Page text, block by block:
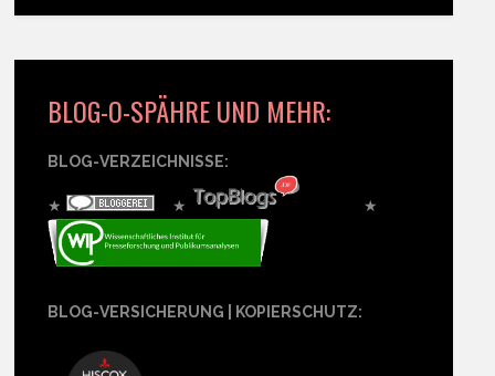
BLOG-O-SPÄHRE UND MEHR:
BLOG-VERZEICHNISSE:
★ ★ ★
BLOG-VERSICHERUNG | KOPIERSCHUTZ: